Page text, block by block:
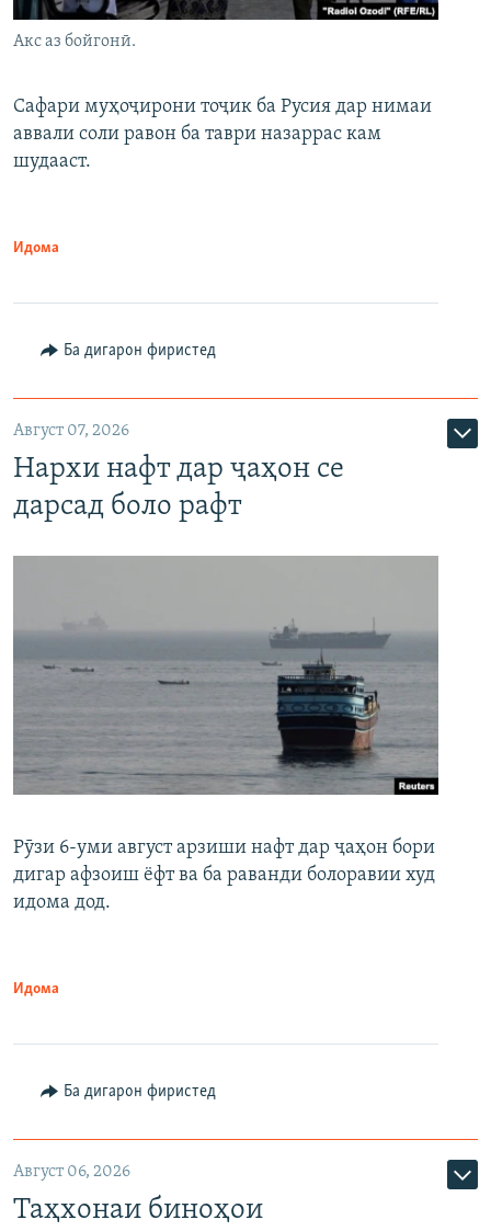
Акс аз бойгонӣ.
Сафари муҳоҷирони тоҷик ба Русия дар нимаи
аввали соли равон ба таври назаррас кам
шудааст.
Идома
Ба дигарон фиристед
Август 07, 2026
Нархи нафт дар ҷаҳон се
дарсад боло рафт
Рӯзи 6-уми август арзиши нафт дар ҷаҳон бори
дигар афзоиш ёфт ва ба раванди болоравии худ
идома дод.
Идома
Ба дигарон фиристед
Август 06, 2026
Таҳхонаи биноҳои